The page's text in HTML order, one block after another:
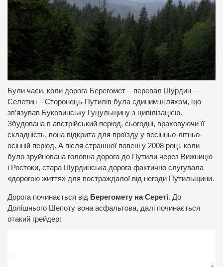
Були часи, коли дорога Берегомет – перевал Шурдин –
Селетин – Сторонець-Путилів була єдиним шляхом, що
зв’язував Буковинську Гуцульщину з цивілізацією.
Збудована в австрійський період, сьогодні, враховуючи її
складність, вона відкрита для проїзду у весінньо-літньо-
осінній період. А після страшної повені у 2008 році, коли
було зруйнована головна дорога до Путили через Вижницю
і Ростоки, стара Шурдинська дорога фактично слугувала
«дорогою життя» для постраждалої від негоди Путильщини.
Дорога починається від Берегомету на Сереті. До
Долішнього Шепоту вона асфальтова, далі починається
отакий грейдер: